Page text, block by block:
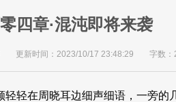
四章·混沌即将来袭
更新时间：2023/10/17 23:48:29 字数
轻在周晓耳边细声细语，一旁的